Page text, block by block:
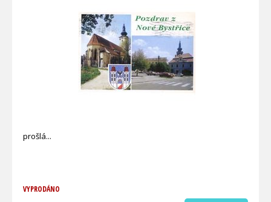
prošlá
VYPRODÁNO